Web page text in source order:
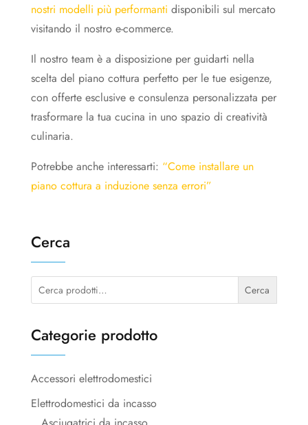
nostri modelli più performanti disponibili sul mercato
visitando il nostro e-commerce.
Il nostro team è a disposizione per guidarti nella
scelta del piano cottura perfetto per le tue esigenze,
con offerte esclusive e consulenza personalizzata per
trasformare la tua cucina in uno spazio di creatività
culinaria.
Potrebbe anche interessarti: “Come installare un
piano cottura a induzione senza errori”
Cerca
Cerca: Cerca
Categorie prodotto
Accessori elettrodomestici
Elettrodomestici da incasso